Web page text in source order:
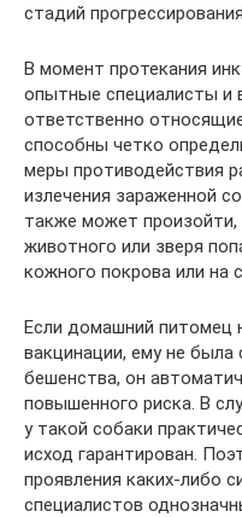
стадий
В момент протекания
опытные специалисты и
ответственно
способны четко
меры противодействия
излечения зараженной
также может произойти,
животного или зверя
кожного покрова или на
Если домашний питомец
вакцинации, ему не была
бешенства, он
повышенного риска. В
у такой собаки
исход гарантирован.
проявления каких-либо
специалистов